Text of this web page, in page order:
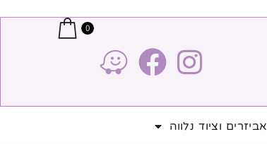
0
אביזרים וציוד נלווה